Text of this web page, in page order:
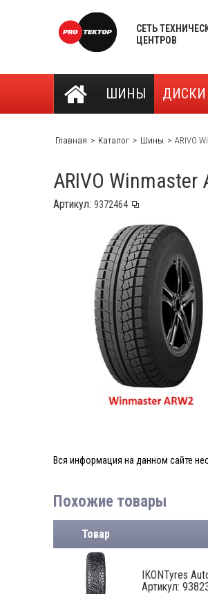
СЕТЬ
ЦЕНТРОВ
ШИНЫ ДИСКИ
Главная Каталог Шины ARIVO
ARIVO Winmaster
Артикул:
Вся информация на данном сайте
Похожие товары
Товар
IKONTyres
Артикул: